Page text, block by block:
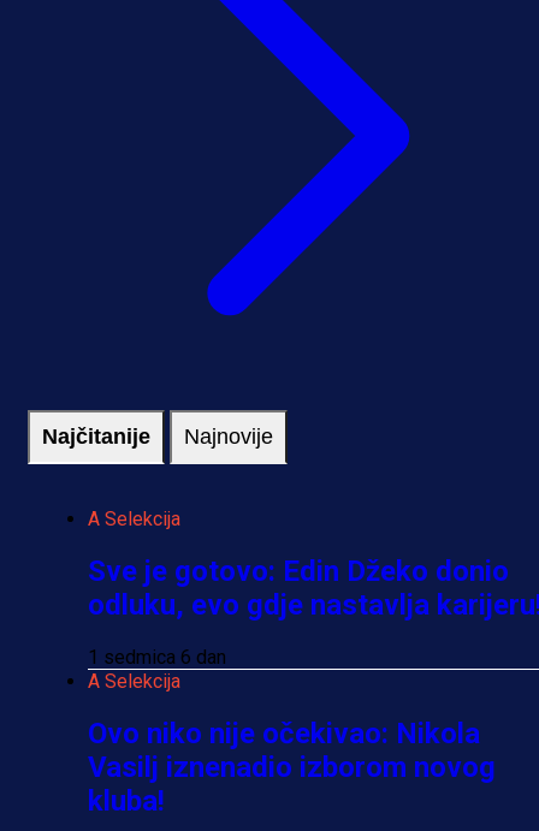
Najčitanije Najnovije
A Selekcija
Sve je gotovo: Edin Džeko donio
odluku, evo gdje nastavlja
1 sedmica 6 dan
A Selekcija
Ovo niko nije očekivao: Nikola
Vasilj iznenadio izborom novog
kluba!